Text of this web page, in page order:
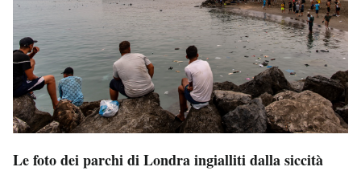
Le foto dei parchi di Londra ingialliti dalla siccità